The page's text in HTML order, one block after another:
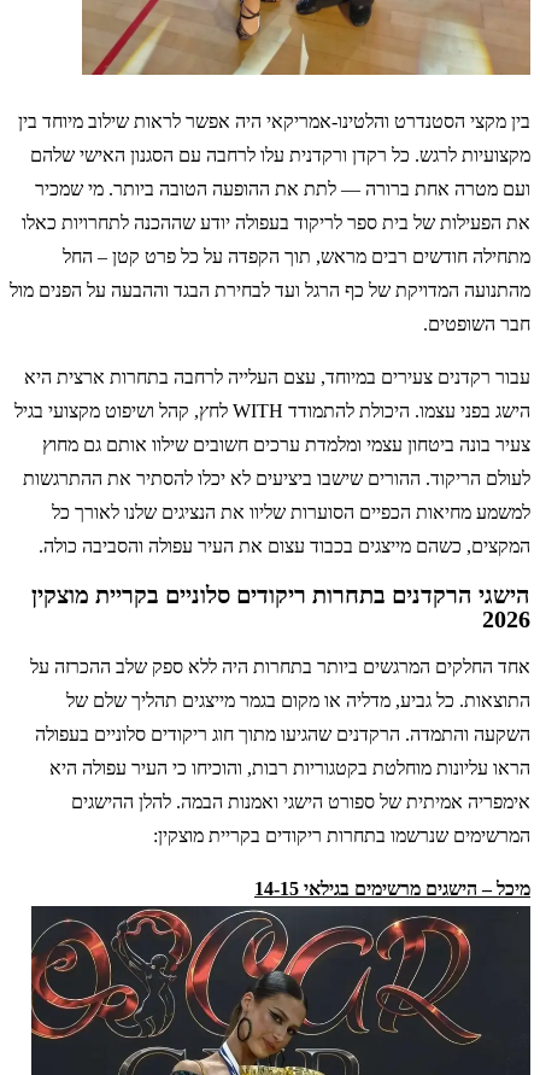
בין מקצי הסטנדרט והלטינו-אמריקאי היה אפשר לראות שילוב מיוחד בין
מקצועיות לרגש. כל רקדן ורקדנית עלו לרחבה עם הסגנון האישי שלהם
ועם מטרה אחת ברורה — לתת את ההופעה הטובה ביותר. מי שמכיר
את הפעילות של בית ספר לריקוד בעפולה יודע שההכנה לתחרויות כאלו
מתחילה חודשים רבים מראש, תוך הקפדה על כל פרט קטן – החל
מהתנועה המדויקת של כף הרגל ועד לבחירת הבגד וההבעה על הפנים מול
חבר השופטים.
עבור רקדנים צעירים במיוחד, עצם העלייה לרחבה בתחרות ארצית היא
הישג בפני עצמו. היכולת להתמודד WITH לחץ, קהל ושיפוט מקצועי בגיל
צעיר בונה ביטחון עצמי ומלמדת ערכים חשובים שילוו אותם גם מחוץ
לעולם הריקוד. ההורים שישבו ביציעים לא יכלו להסתיר את ההתרגשות
למשמע מחיאות הכפיים הסוערות שליוו את הנציגים שלנו לאורך כל
המקצים, כשהם מייצגים בכבוד עצום את העיר עפולה והסביבה כולה.
הישגי הרקדנים בתחרות ריקודים סלוניים בקריית מוצקין
2026
אחד החלקים המרגשים ביותר בתחרות היה ללא ספק שלב ההכרזה על
התוצאות. כל גביע, מדליה או מקום בגמר מייצגים תהליך שלם של
השקעה והתמדה. הרקדנים שהגיעו מתוך חוג ריקודים סלוניים בעפולה
הראו עליונות מוחלטת בקטגוריות רבות, והוכיחו כי העיר עפולה היא
אימפריה אמיתית של ספורט הישגי ואמנות הבמה. להלן ההישגים
המרשימים שנרשמו בתחרות ריקודים בקריית מוצקין:
מיכל – הישגים מרשימים בגילאי 14-15